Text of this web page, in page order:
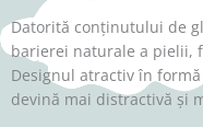
Datorită conținutului de
barierei naturale a pielii,
Designul atractiv în
devină mai distractivă și